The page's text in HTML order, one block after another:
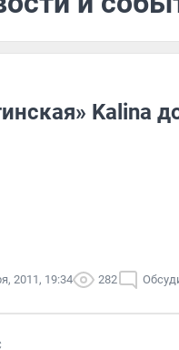
Kalina
2011, 19:34 282